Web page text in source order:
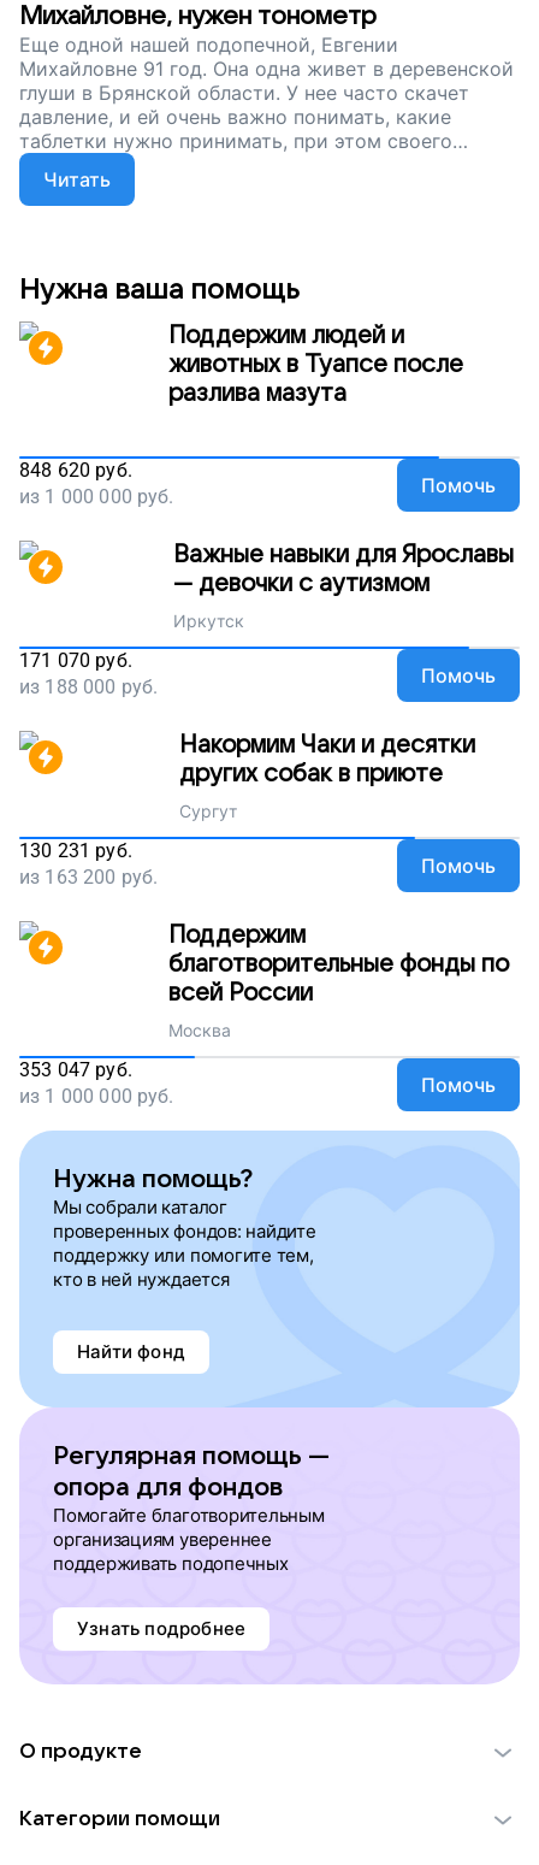
Михайловне, нужен тонометр
Еще одной нашей подопечной, Евгении
Михайловне 91 год. Она одна живет в деревенской
глуши в Брянской области. У нее часто скачет
давление, и ей очень важно понимать, какие
таблетки нужно принимать, при этом своего
тонометра у старушки нет, и помочь ей никто не
может. Сейчас мы собираем деньги, чтобы
закупить партию тонометров для пенсионеров.
Читать
Нужна ваша помощь
Поддержим людей и
животных в Туапсе после
разлива мазута
848 620 руб.
из 1 000 000 руб. Помочь
Важные навыки для Ярославы
— девочки с аутизмом
Иркутск
171 070 руб.
из 188 000 руб. Помочь
Накормим Чаки и десятки
других собак в приюте
Сургут
130 231 руб.
из 163 200 руб. Помочь
Поддержим
благотворительные фонды по
всей России
Москва
353 047 руб.
из 1 000 000 руб. Помочь
Нужна помощь?
Мы собрали каталог
проверенных фондов: найдите
поддержку или помогите тем,
кто в ней нуждается
Найти фонд
Регулярная помощь —
опора для фондов
Помогайте благотворительным
организациям увереннее
поддерживать подопечных
Узнать подробнее
О продукте
Категории помощи